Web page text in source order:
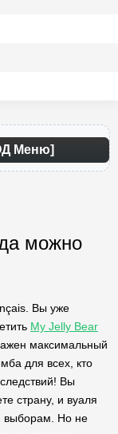
Меню]
можно
Вы уже
My Jelly Bear
максимальный
для всех, кто
Вы
страну, и вуаля
выборам. Но не